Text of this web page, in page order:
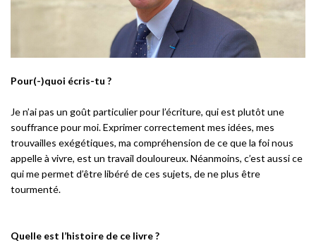
Pour(-)quoi écris-tu ?
Je n’ai pas un goût particulier pour l’écriture, qui est plutôt une
souffrance pour moi. Exprimer correctement mes idées, mes
trouvailles exégétiques, ma compréhension de ce que la foi nous
appelle à vivre, est un travail douloureux. Néanmoins, c’est aussi ce
qui me permet d’être libéré de ces sujets, de ne plus être
tourmenté.
Quelle est l’histoire de ce livre ?